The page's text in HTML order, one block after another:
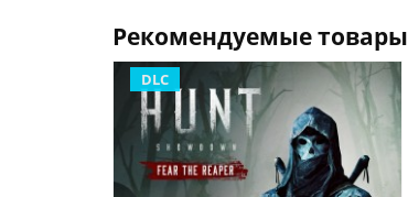
Рекомендуемые товары
DLC